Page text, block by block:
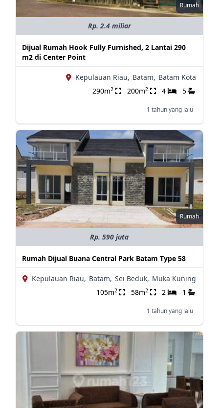
Rumah
Rp. 2.4 miliar
Dijual Rumah Hook Fully Furnished, 2 Lantai 290
m2 di Center Point
Kepulauan Riau, Batam, Batam Kota
290m2 200m2 4 5
1 tahun yang lalu
Rumah
Rp. 590 juta
Rumah Dijual Buana Central Park Batam Type 58
Kepulauan Riau, Batam, Sei Beduk, Muka Kuning
105m2 58m2 2 1
1 tahun yang lalu